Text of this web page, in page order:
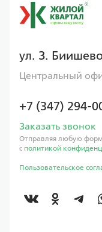
ул. З.
Центральный
+7 (347) 294-
Заказать звонок
Отправляя любую
с политикой
Пользовательское